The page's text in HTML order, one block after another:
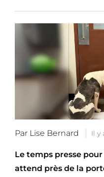
Par Lise Bernard Il y
Le temps presse
attend près de la